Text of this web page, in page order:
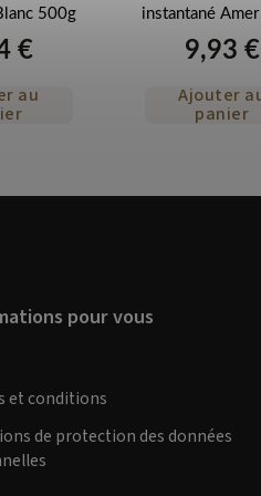
500g
€
au
instantané
9,93 €
Ajouter
panier
pour vous
et conditions
de protection des données